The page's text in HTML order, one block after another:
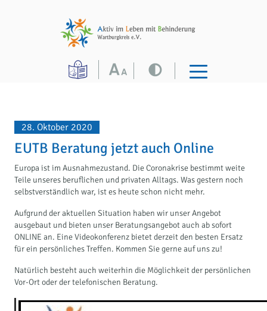
28. Oktober 2020
EUTB Beratung jetzt auch Online
Europa ist im Ausnahmezustand. Die Coronakrise bestimmt weite
Teile unseres beruflichen und privaten Alltags. Was gestern noch
selbstverständlich war, ist es heute schon nicht mehr.
Aufgrund der aktuellen Situation haben wir unser Angebot
ausgebaut und bieten unser Beratungsangebot auch ab sofort
ONLINE an. Eine Videokonferenz bietet derzeit den besten Ersatz
für ein persönliches Treffen. Kommen Sie gerne auf uns zu!
Natürlich besteht auch weiterhin die Möglichkeit der persönlichen
Vor-Ort oder der telefonischen Beratung.